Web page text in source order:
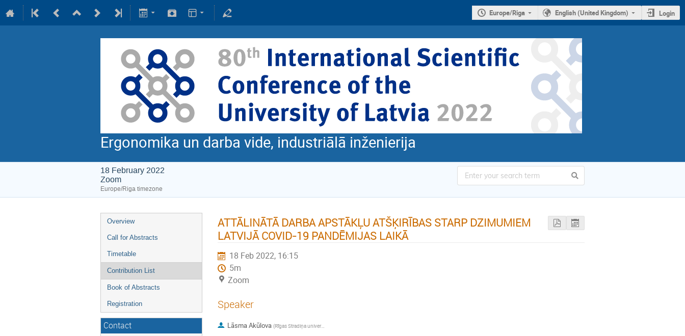
Europe/Riga English (United Kingdom) Login
Ergonomika un darba vide, industriālā inženierija
18 February 2022
Zoom
Europe/Riga timezone
Overview
Call for Abstracts
Timetable
Contribution List
Book of Abstracts
Registration
Contact
ATTĀLINĀTĀ DARBA APSTĀKĻU ATŠĶIRĪBAS STARP DZIMUMIEM
LATVIJĀ COVID-19 PANDĒMIJAS LAIKĀ
18 Feb 2022, 16:15
5m
Zoom
Speaker
Lāsma Akūlova (Rīgas Stradiņa universitātes Darba drošības un vides veselības institūts